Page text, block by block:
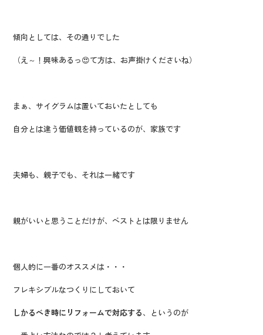
傾向としては、その通りでした
（え～！興味あるっ😍て方は、お声掛けくださいね）
まぁ、サイグラムは置いておいたとしても
自分とは違う価値観を持っているのが、家族です
夫婦も、親子でも、それは一緒です
親がいいと思うことだけが、ベストとは限りません
個人的に一番のオススメは・・・
フレキシブルなつくりにしておいて
しかるべき時にリフォームで対応する、というのが